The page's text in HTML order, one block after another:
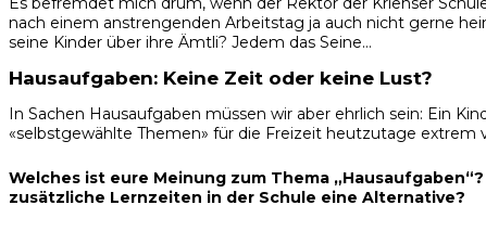
nach einem anstrengenden Arbeitstag ja auch nicht gerne
seine Kinder über ihre Ämtli? Jedem das Seine…
Hausaufgaben: Keine Zeit oder keine Lust?
In Sachen Hausaufgaben müssen wir aber ehrlich sein: Ein
«selbstgewählte Themen» für die Freizeit heutzutage
Welches ist eure Meinung zum Thema
zusätzliche Lernzeiten in der Schule eine Alternative?